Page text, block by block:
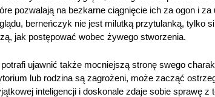
pozwalają na bezkarne ciągnięcie ich za ogon i za
berneńczyk nie jest milutką przytulanką, tylko
jak postępować wobec żywego stworzenia.
ujawnić także mocniejszą stronę swego
lub rodzina są zagrożeni, może zacząć
inteligencji i doskonale zdaje sobie sprawę z